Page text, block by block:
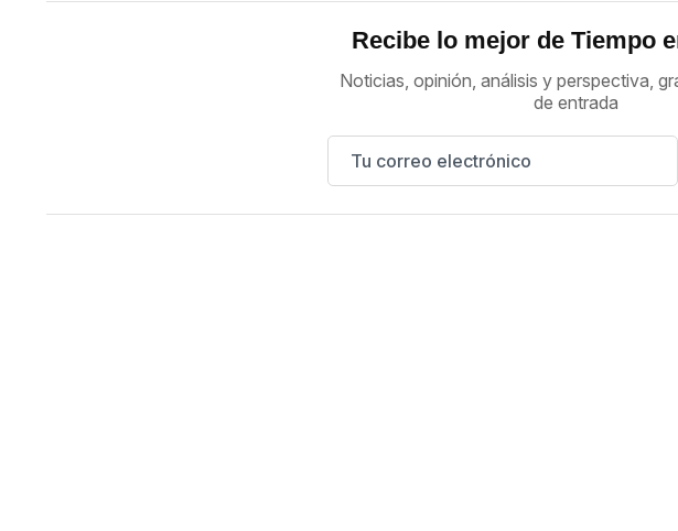
Recibe lo mejor de Tiempo
Noticias, opinión, análisis y perspectiva,
de entrada